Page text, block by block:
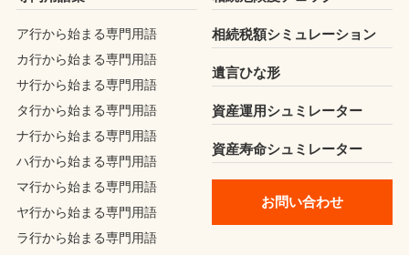
ア行から始まる専門用語
カ行から始まる専門用語
サ行から始まる専門用語
タ行から始まる専門用語
ナ行から始まる専門用語
ハ行から始まる専門用語
マ行から始まる専門用語
ヤ行から始まる専門用語
ラ行から始まる専門用語
相続税額シミュレーション
遺言ひな形
資産運用シュミレーター
資産寿命シュミレーター
お問い合わせ